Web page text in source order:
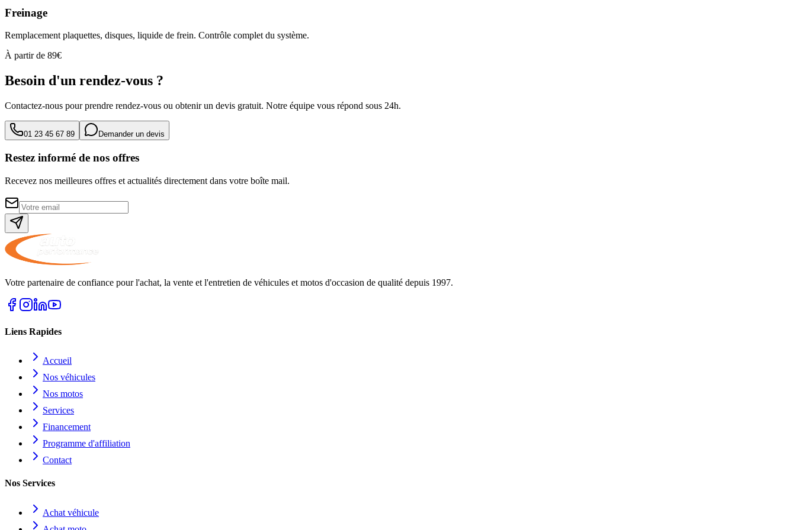
Freinage
Remplacement plaquettes, disques, liquide de frein. Contrôle complet du système.
À partir de 89€
Besoin d'un rendez-vous ?
Contactez-nous pour prendre rendez-vous ou obtenir un devis gratuit. Notre équipe vous répond sous 24h.
01 23 45 67 89 Demander un devis
Restez informé de nos offres
Recevez nos meilleures offres et actualités directement dans votre boîte mail.
Votre partenaire de confiance pour l'achat, la vente et l'entretien de véhicules et motos d'occasion de qualité depuis 1997.
Liens Rapides
Accueil
Nos véhicules
Nos motos
Services
Financement
Programme d'affiliation
Contact
Nos Services
Achat véhicule